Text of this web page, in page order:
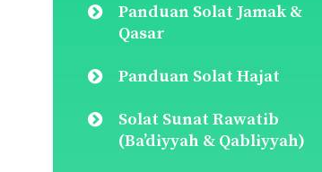
Panduan Solat Jamak &
Qasar
Panduan Solat Hajat
Solat Sunat Rawatib
(Ba’diyyah & Qabliyyah)